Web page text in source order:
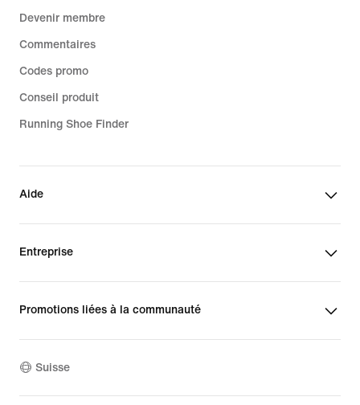
Devenir membre
Commentaires
Codes promo
Conseil produit
Running Shoe Finder
Aide
Entreprise
Promotions liées à la communauté
Suisse